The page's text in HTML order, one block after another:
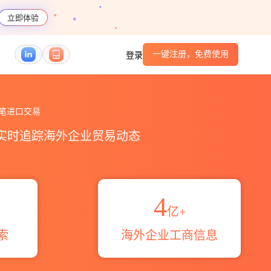
立即体验
登录 一键注册，免费使用
进口交易
时追踪海外企业贸易动态
4亿+
海外企业工商信息